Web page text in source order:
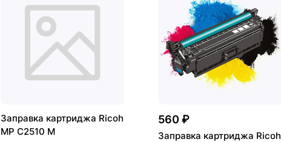
Заправка картриджа Ricoh
MP C2510 M
560 ₽
Заправка картриджа Ricoh